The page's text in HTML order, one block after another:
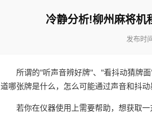
冷静分析!柳州麻将机
发布时
所谓的"听声音辨好牌"、"看抖动猜牌
道哪张牌是什么，怎么可能通过声音和抖
若你在仪器使用上需要帮助，想获取